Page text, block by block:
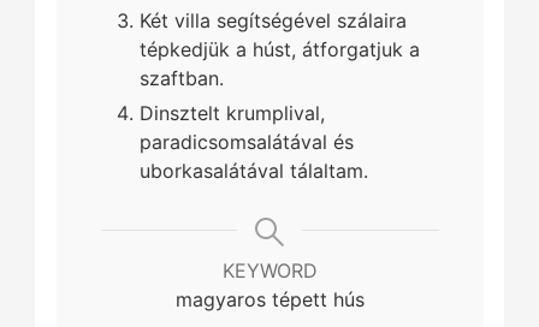
Két villa segítségével szálaira
tépkedjük a húst, átforgatjuk a
szaftban.
Dinsztelt krumplival,
paradicsomsalátával és
uborkasalátával tálaltam.
KEYWORD
magyaros tépett hús